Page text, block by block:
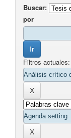
Buscar:
por
Filtros actuales: